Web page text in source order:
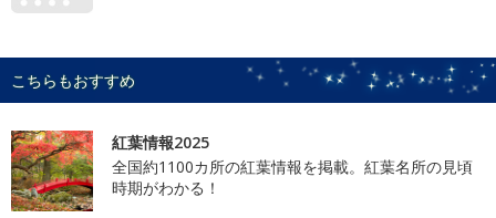
こちらもおすすめ
紅葉情報2025
全国約1100カ所の紅葉情報を掲載。紅葉名所の見頃
時期がわかる！